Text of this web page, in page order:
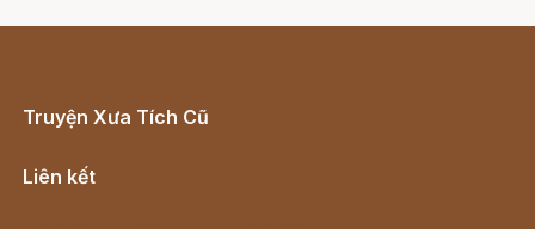
Truyện Xưa Tích Cũ
Liên kết